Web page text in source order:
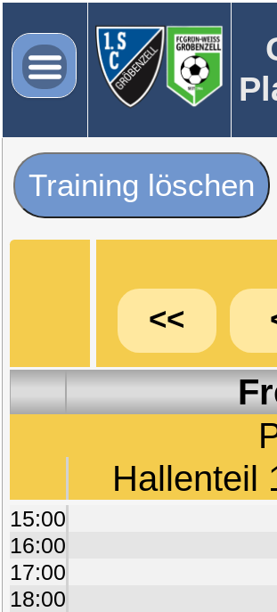
Training löschen
<<
Hallenteil
15:00
16:00
17:00
18:00